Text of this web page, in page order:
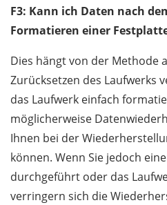
F3: Kann ich Daten nach
Formatieren einer
Dies hängt von der Methode
Zurücksetzen des Laufwerks
das Laufwerk einfach
möglicherweise
Ihnen bei der
können. Wenn Sie jedoch
durchgeführt oder das
verringern sich die